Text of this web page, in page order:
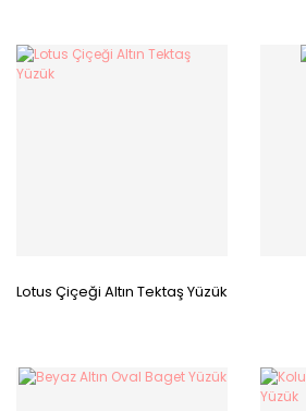
Lotus Çiçeği Altın Tektaş Yüzük